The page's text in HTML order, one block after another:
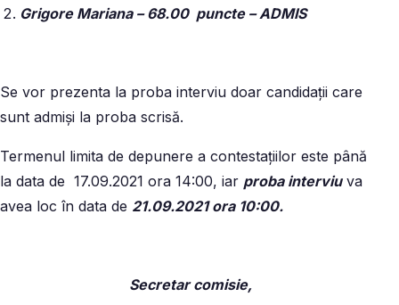
Grigore Mariana – 68.00 puncte – ADMIS
Se vor prezenta la proba interviu doar candidații care
sunt admiși la proba scrisă.
Termenul limita de depunere a contestațiilor este până
la data de 17.09.2021 ora 14:00, iar proba interviuva
avea loc în data de 21.09.2021 ora 10:00.
Secretar comisie,